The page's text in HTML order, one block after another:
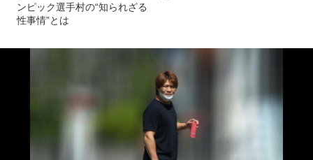
ンピック選手村の“知られざる
性事情”とは